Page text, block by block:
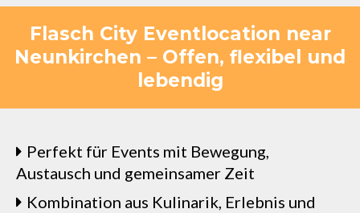
Flasch City Eventlocation near
Neunkirchen – Offen, flexibel und
lebendig
Perfekt für Events mit Bewegung,
Austausch und gemeinsamer Zeit
Kombination aus Kulinarik, Erlebnis und